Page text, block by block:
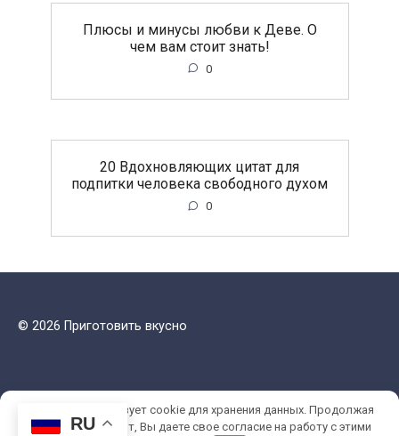
Плюсы и минусы любви к Деве. О
чем вам стоит знать!
0
20 Вдохновляющих цитат для
подпитки человека свободного духом
0
© 2026 Приготовить вкусно
RU
Этот сайт использует cookie для хранения данных. Продолжая
использовать сайт, Вы даете свое согласие на работу с этими